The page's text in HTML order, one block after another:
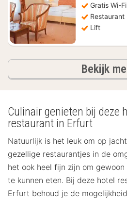
€
93,93
Gratis Wi-Fi
Restaurant
Lift
Bekijk
Culinair genieten bij deze
restaurant in Erfurt
Natuurlijk is het leuk om op
gezellige restaurantjes in de
het ook heel fijn zijn om
te kunnen eten. Bij deze hotel
Erfurt behoud je de